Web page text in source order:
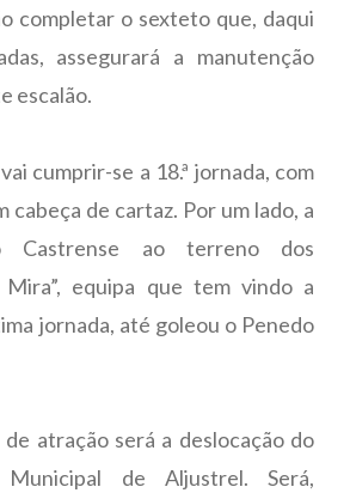
completar o sexteto que, daqui
assegurará a manutenção
escalão.
cumprir-se a 18.ª jornada, com
cabeça de cartaz. Por um lado, a
Castrense ao terreno dos
Mira”, equipa que tem vindo a
jornada, até goleou o Penedo
atração será a deslocação do
de Aljustrel. Será,